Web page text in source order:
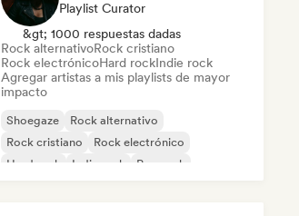
Playlist Curator
&gt; 1000 respuestas dadas
Rock alternativoRock cristiano
Rock electrónicoHard rockIndie rock
Agregar artistas a mis playlists de mayor
impacto
Shoegaze
Rock alternativo
Rock cristiano
Rock electrónico
Hard rock
Indie rock
Pop rock